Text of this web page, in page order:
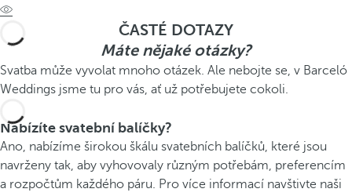
ČASTÉ DOTAZY
Máte nějaké otázky?
Svatba může vyvolat mnoho otázek. Ale nebojte se, v Barceló
Weddings jsme tu pro vás, ať už potřebujete cokoli.
Nabízíte svatební balíčky?
Ano, nabízíme širokou škálu svatebních balíčků, které jsou
navrženy tak, aby vyhovovaly různým potřebám, preferencím
a rozpočtům každého páru. Pro více informací navštivte naši